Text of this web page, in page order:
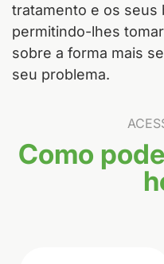
tratamento e os seus
permitindo-lhes
sobre a forma mais
seu problema.
Como